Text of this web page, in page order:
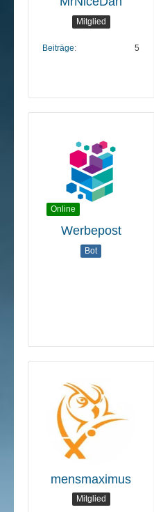
Mitglied
Beiträge 5
Online
Werbepost
Bot
mensmaximus
Mitglied